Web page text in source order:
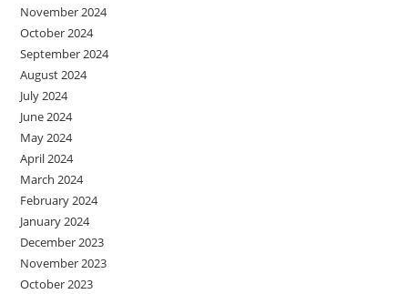
November 2024
October 2024
September 2024
August 2024
July 2024
June 2024
May 2024
April 2024
March 2024
February 2024
January 2024
December 2023
November 2023
October 2023